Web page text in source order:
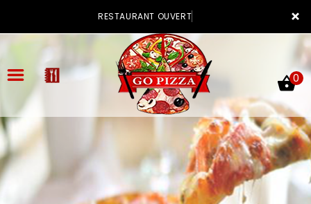
×
RESTAURANT OUVERT
ACCUEIL
LA CARTE
0